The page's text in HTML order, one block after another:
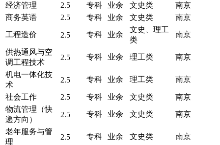
经济管理
2.5 专科 业余 文史类
南京
商务英语
2.5 专科 业余 文史类 南京
工程造价 2.5 专科 业余
文史、理工
类
南京
供热通风与空
调工程技术
2.5 专科 业余 理工类 南京
机电一体化技
术
2.5 专科 业余 理工类 南京
社会工作 2.5 专科 业余 文史类
南京
物流管理（快
递方向）
2.5 专科 业余 文史类 南京
老年服务与管
理
2.5 专科 业余 文史类 南京